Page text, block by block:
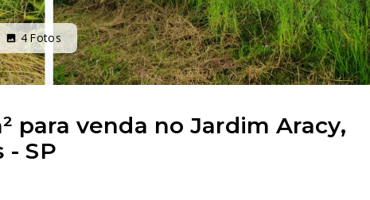
4Fotos
para venda no Jardim Aracy,
- SP